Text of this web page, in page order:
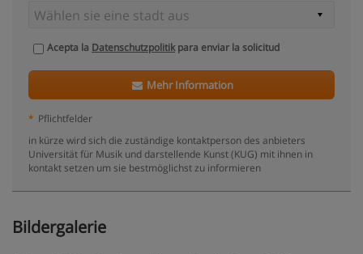
Acepta la Datenschutzpolitikpara enviar la solicitud
Mehr Information
* Pflichtfelder
in kürze wird sich die zuständige kontaktperson des anbieters
Universität für Musik und darstellende Kunst (KUG) mit ihnen in
kontakt setzen um sie bestmöglichst zu informieren
Bildergalerie